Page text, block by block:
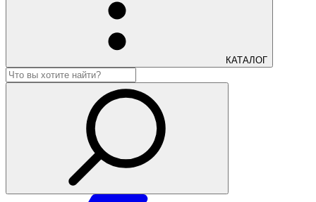
КАТАЛОГ